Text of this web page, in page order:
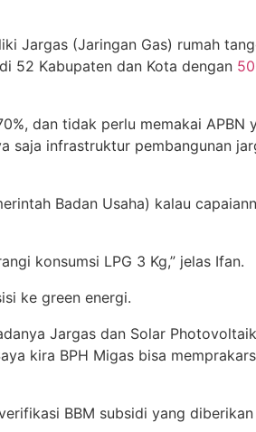
Jargas (Jaringan Gas) rumah
52 Kabupaten dan Kota dengan
dan tidak perlu memakai APBN
saja infrastruktur pembangunan
Badan Usaha) kalau
konsumsi LPG 3 Kg,” jelas Ifan.
ke green energi.
Jargas dan Solar
kira BPH Migas bisa
BBM subsidi yang